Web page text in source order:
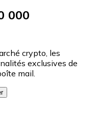
000
crypto, les
exclusives de
mail.